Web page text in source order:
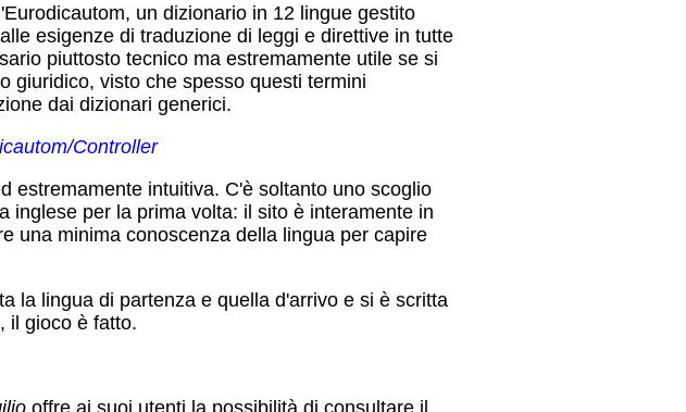
un dizionario in 12 lingue gestito
esigenze di traduzione di leggi e direttive in tutte
piuttosto tecnico ma estremamente utile se si
giuridico, visto che spesso questi termini
dai dizionari generici.
Controller
estremamente intuitiva. C'è soltanto uno scoglio
inglese per la prima volta: il sito è interamente in
una minima conoscenza della lingua per capire
la lingua di partenza e quella d'arrivo e si è scritta
il gioco è fatto.
offre ai suoi utenti la possibilità di consultare il